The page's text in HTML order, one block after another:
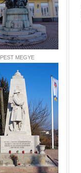
PEST MEGYE